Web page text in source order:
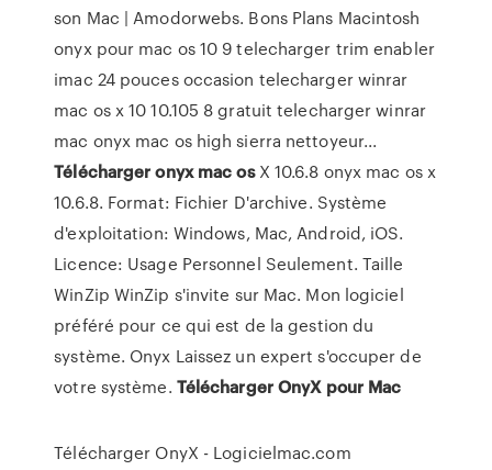
son Mac | Amodorwebs. Bons Plans Macintosh
onyx pour mac os 10 9 telecharger trim enabler
imac 24 pouces occasion telecharger winrar
mac os x 10 10.105 8 gratuit telecharger winrar
mac onyx mac os high sierra nettoyeur...
Télécharger onyx mac osX 10.6.8 onyx mac os x
10.6.8. Format: Fichier D'archive. Système
d'exploitation: Windows, Mac, Android, iOS.
Licence: Usage Personnel Seulement. Taille
WinZip WinZip s'invite sur Mac. Mon logiciel
préféré pour ce qui est de la gestion du
système. Onyx Laissez un expert s'occuper de
votre système. TéléchargerOnyX pour Mac
Télécharger OnyX - Logicielmac.com